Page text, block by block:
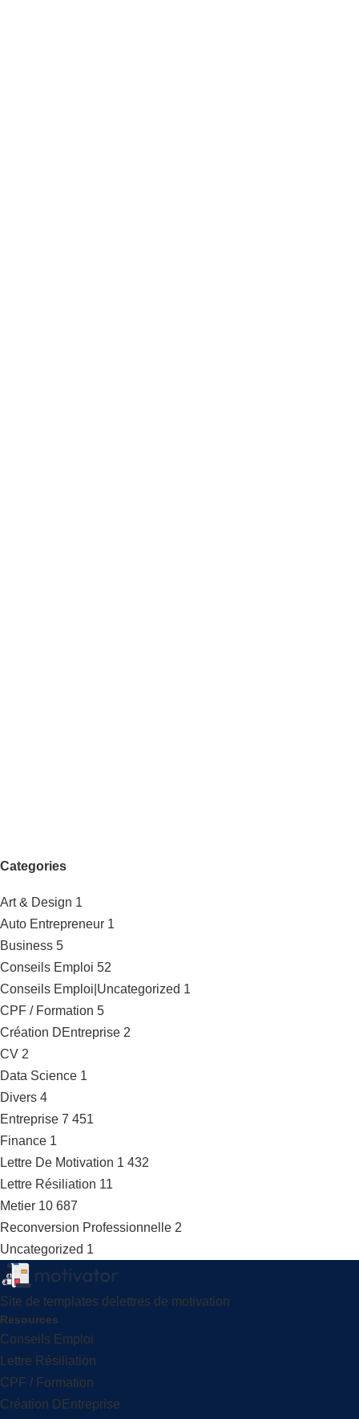
Categories
Art & Design 1
Auto Entrepreneur 1
Business 5
Conseils Emploi 52
Conseils Emploi|Uncategorized 1
CPF / Formation 5
Création DEntreprise 2
CV 2
Data Science 1
Divers 4
Entreprise 7 451
Finance 1
Lettre De Motivation 1 432
Lettre Résiliation 11
Metier 10 687
Reconversion Professionnelle 2
Uncategorized 1
Site de templates delettres de motivation
Resources
Conseils Emploi
Lettre Résiliation
CPF / Formation
Création DEntreprise